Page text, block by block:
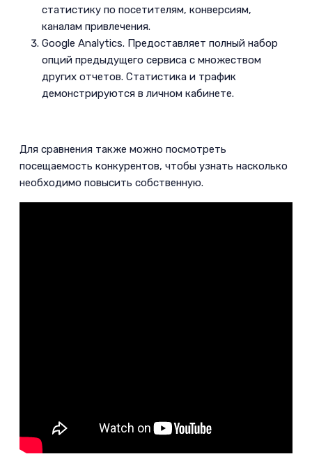
9.1
Изучайте конкурентов
9.2
Анализ посещаемости сайта
9.3
Как выяснить сколько ботов
в трафике?
статистику по посетителям, конверсиям,
каналам привлечения.
Google Analytics. Предоставляет полный набор
опций предыдущего сервиса с множеством
других отчетов. Статистика и трафик
демонстрируются в личном кабинете.
Для сравнения также можно посмотреть
посещаемость конкурентов, чтобы узнать насколько
необходимо повысить собственную.